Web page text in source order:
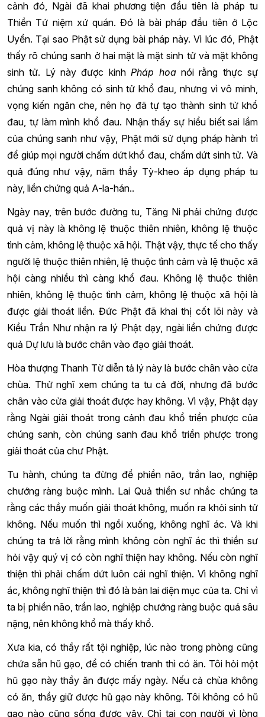
cảnh đó, Ngài đã khai phương tiện đầu tiên là pháp tu
Thiền Tứ niệm xứ quán. Đó là bài pháp đầu tiên ở Lộc
Uyển. Tại sao Phật sử dụng bài pháp này. Vì lúc đó, Phật
thấy rõ chúng sanh ở hai mặt là mặt sinh tử và mặt không
sinh tử. Lý này được kinhPháp hoa nói rằng thực sự
chúng sanh không có sinh tử khổ đau, nhưng vì vô minh,
vọng kiến ngăn che, nên họ đã tự tạo thành sinh tử khổ
đau, tự làm mình khổ đau. Nhận thấy sự hiểu biết sai lầm
của chúng sanh như vậy, Phật mới sử dụng pháp hành trì
để giúp mọi người chấm dứt khổ đau, chấm dứt sinh tử. Và
quả đúng như vậy, năm thầy Tỳ-kheo áp dụng pháp tu
này, liền chứng quả A-la-hán..
Ngày nay, trên bước đường tu, Tăng Ni phải chứng được
quả vị này là không lệ thuộc thiên nhiên, không lệ thuộc
tình cảm, không lệ thuộc xã hội. Thật vậy, thực tế cho thấy
người lệ thuộc thiên nhiên, lệ thuộc tình cảm và lệ thuộc xã
hội càng nhiều thì càng khổ đau. Không lệ thuộc thiên
nhiên, không lệ thuộc tình cảm, không lệ thuộc xã hội là
được giải thoát liền. Đức Phật đã khai thị cốt lõi này và
Kiều Trần Như nhận ra lý Phật dạy, ngài liền chứng được
quả Dự lưu là bước chân vào đạo giải thoát.
Hòa thượng Thanh Từ diễn tả lý này là bước chân vào cửa
chùa. Thử nghĩ xem chúng ta tu cả đời, nhưng đã bước
chân vào cửa giải thoát được hay không. Vì vậy, Phật dạy
rằng Ngài giải thoát trong cảnh đau khổ triền phược của
chúng sanh, còn chúng sanh đau khổ triền phược trong
giải thoát của chư Phật.
Tu hành, chúng ta đừng để phiền não, trần lao, nghiệp
chướng ràng buộc mình. Lai Quả thiền sư nhắc chúng ta
rằng các thầy muốn giải thoát không, muốn ra khỏi sinh tử
không. Nếu muốn thì ngồi xuống, không nghĩ ác. Và khi
chúng ta trả lời rằng mình không còn nghĩ ác thì thiền sư
hỏi vậy quý vị có còn nghĩ thiện hay không. Nếu còn nghĩ
thiện thì phải chấm dứt luôn cái nghĩ thiện. Vì không nghĩ
ác, không nghĩ thiện thì đó là bản lai diện mục của ta. Chỉ vì
ta bị phiền não, trần lao, nghiệp chướng ràng buộc quá sâu
nặng, nên không khổ mà thấy khổ.
Xưa kia, có thầy rất tội nghiệp, lúc nào trong phòng cũng
chứa sẵn hũ gạo, để có chiến tranh thì có ăn. Tôi hỏi một
hũ gạo này thầy ăn được mấy ngày. Nếu cả chùa không
có ăn, thầy giữ được hũ gạo này không. Tôi không có hũ
gạo nào cũng sống được vậy. Chỉ tại con người vì lòng